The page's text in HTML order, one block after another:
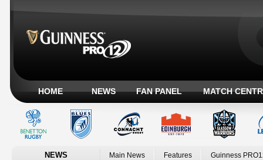
HOME NEWS FAN PANEL MATCH
NEWS Main News Features Guinness